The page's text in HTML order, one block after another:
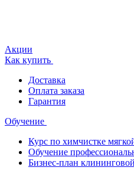
Акции
Как купить
Доставка
Оплата заказа
Гарантия
Обучение
Курс по химчистке
Обучение
Бизнес-план